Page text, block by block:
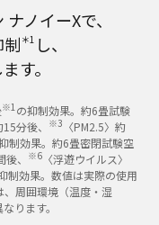
ノイーXで、
＊1 し、
す。
※1 の抑制効果。約6畳試験
分後、 ※3 〈PM2.5〉約
制効果。約6畳密閉試験空
、
※6 〈浮遊ウイルス〉
制効果。数値は実際の使用
周囲環境（温度・湿
ります。